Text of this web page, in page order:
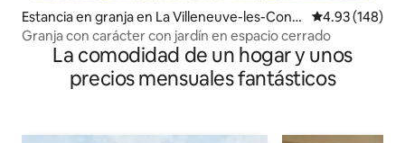
Estancia en granja en La Villeneuve-les-Conv
ers
Calificación
4.93 (148)
Granja con carácter con jardín en espacio cerrado
La comodidad de un hogar y unos
precios mensuales fantásticos